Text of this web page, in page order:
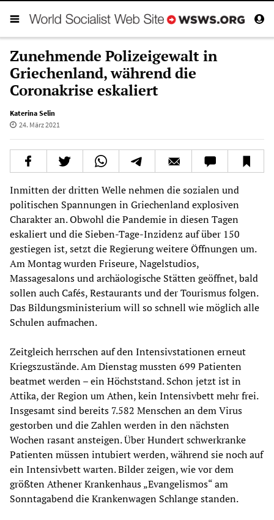
Zunehmende Polizeigewalt in
Griechenland, während die
Coronakrise eskaliert
Katerina Selin
24. März 2021
Inmitten der dritten Welle nehmen die sozialen und
politischen Spannungen in Griechenland explosiven
Charakter an. Obwohl die Pandemie in diesen Tagen
eskaliert und die Sieben-Tage-Inzidenz auf über 150
gestiegen ist, setzt die Regierung weitere Öffnungen um.
Am Montag wurden Friseure, Nagelstudios,
Massagesalons und archäologische Stätten geöffnet, bald
sollen auch Cafés, Restaurants und der Tourismus folgen.
Das Bildungsministerium will so schnell wie möglich alle
Schulen aufmachen.
Zeitgleich herrschen auf den Intensivstationen erneut
Kriegszustände. Am Dienstag mussten 699 Patienten
beatmet werden – ein Höchststand. Schon jetzt ist in
Attika, der Region um Athen, kein Intensivbett mehr frei.
Insgesamt sind bereits 7.582 Menschen an dem Virus
gestorben und die Zahlen werden in den nächsten
Wochen rasant ansteigen. Über Hundert schwerkranke
Patienten müssen intubiert werden, während sie noch auf
ein Intensivbett warten. Bilder zeigen, wie vor dem
größten Athener Krankenhaus „Evangelismos“ am
Sonntagabend die Krankenwagen Schlange standen.